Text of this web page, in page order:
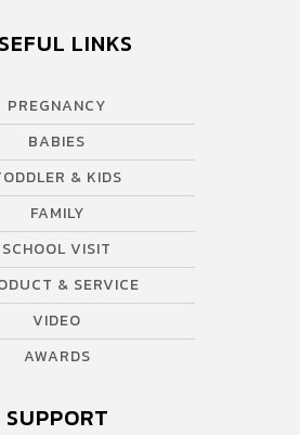
LINKS
PREGNANCY
BABIES
& KIDS
FAMILY
SCHOOL VISIT
& SERVICE
VIDEO
AWARDS
SUPPORT